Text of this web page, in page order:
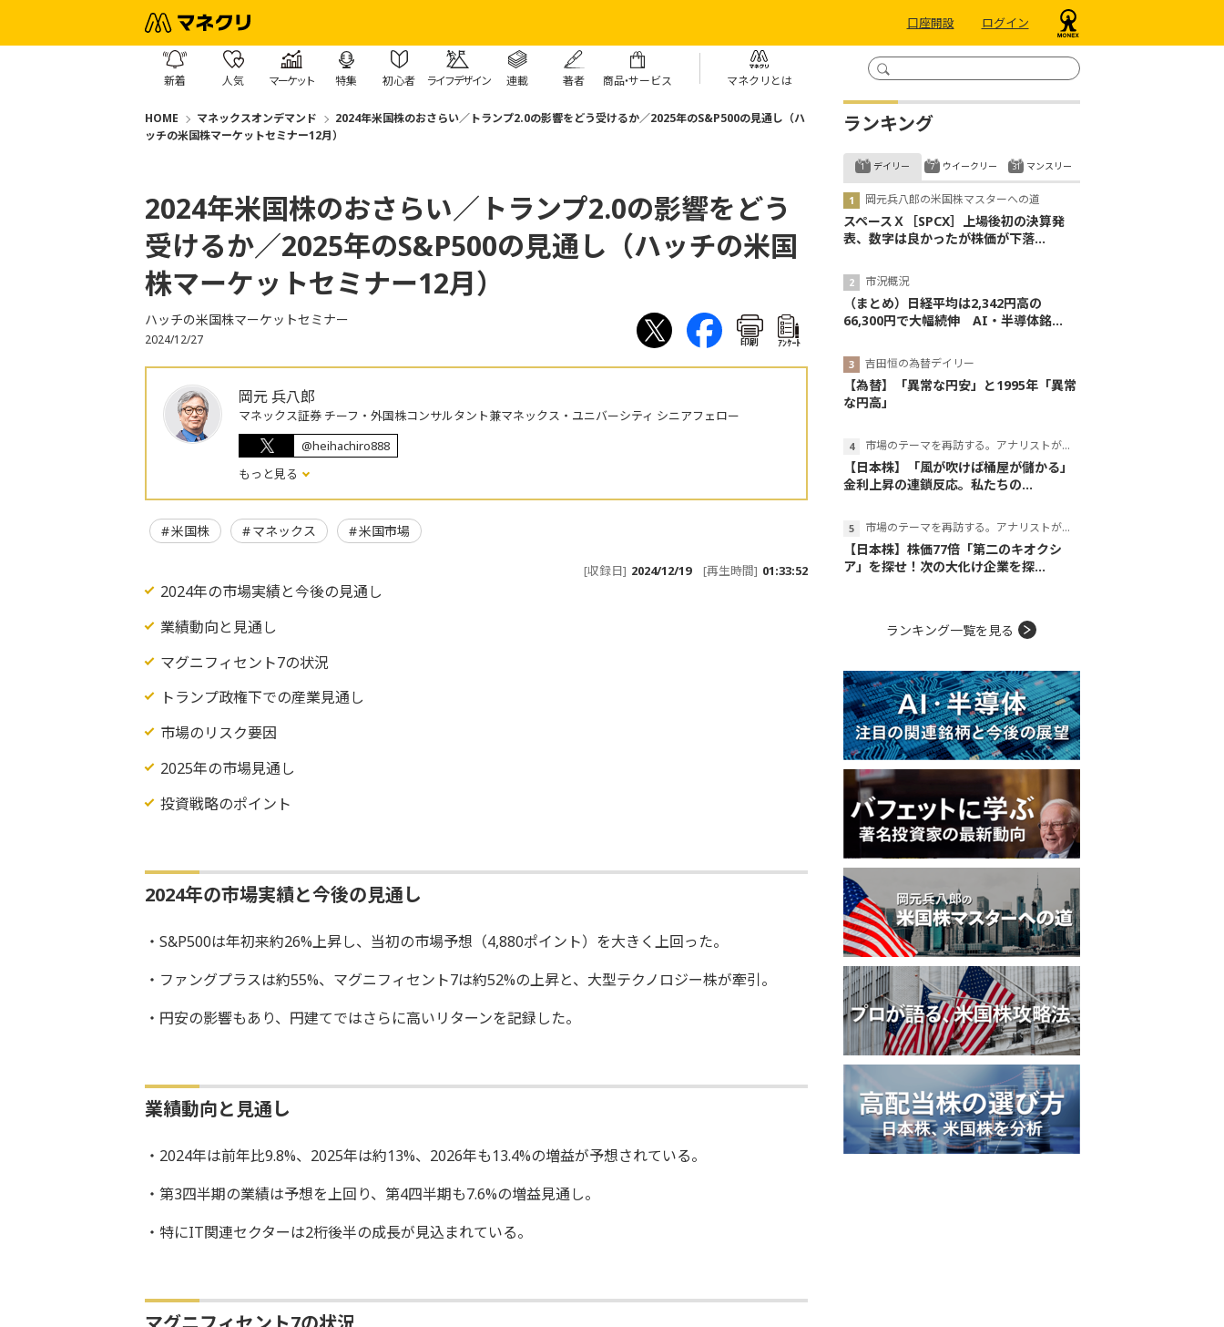
口座開設 ログイン
新着 人気 マーケット 特集 初心者 ライフデザイン 連載 著者 商品・サービス マネクリとは
HOME マネックスオンデマンド
2024年米国株のおさらい／トランプ2.0の影響をどう受けるか／2025年のS&P500の見通し（ハ
ッチの米国株マーケットセミナー12月）
2024年米国株のおさらい／トランプ2.0の影響をどう
受けるか／2025年のS&P500の見通し（ハッチの米国
株マーケットセミナー12月）
ハッチの米国株マーケットセミナー
2024/12/27 印刷 ｱﾝｹｰﾄ
岡元 兵八郎
マネックス証券 チーフ・外国株コンサルタント兼マネックス・ユニバーシティ シニアフェロー
@heihachiro888
もっと見る
米国株 マネックス 米国市場
[収録日] 2024/12/19 [再生時間] 01:33:52
2024年の市場実績と今後の見通し
業績動向と見通し
マグニフィセント7の状況
トランプ政権下での産業見通し
市場のリスク要因
2025年の市場見通し
投資戦略のポイント
2024年の市場実績と今後の見通し
・S&P500は年初来約26%上昇し、当初の市場予想（4,880ポイント）を大きく上回った。
・ファングプラスは約55%、マグニフィセント7は約52%の上昇と、大型テクノロジー株が牽引。
・円安の影響もあり、円建てではさらに高いリターンを記録した。
業績動向と見通し
・2024年は前年比9.8%、2025年は約13%、2026年も13.4%の増益が予想されている。
・第3四半期の業績は予想を上回り、第4四半期も7.6%の増益見通し。
・特にIT関連セクターは2桁後半の成長が見込まれている。
ランキング
デイリー
岡元兵八郎の米国株マスターへの道
スペースＸ［SPCX］上場後初の決算発
表、数字は良かったが株価が下落...
市況概況
（まとめ）日経平均は2,342円高の
66,300円で大幅続伸 AI・半導体銘...
吉田恒の為替デイリー
【為替】「異常な円安」と1995年「異常
な円高」
市場のテーマを再訪する。アナリストが読み解くテーマの本質
【日本株】「風が吹けば桶屋が儲かる」
金利上昇の連鎖反応。私たちの...
市場のテーマを再訪する。アナリストが読み解くテーマの本質
【日本株】株価77倍「第二のキオクシ
ア」を探せ！次の大化け企業を探...
ウイークリー マンスリー
ランキング一覧を見る